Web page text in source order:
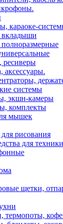
караоке-
ресиверы
аксессуары.
системы
экшн-камеры
комплекты
мышек
рисования
для техники
щетки,
термопоты,